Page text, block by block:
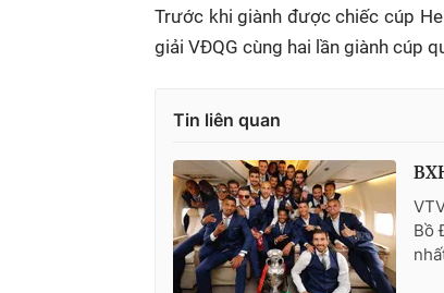
Trước khi giành được chiếc cúp
giải VĐQG cùng hai lần giành cúp
Tin liên quan
Bồ